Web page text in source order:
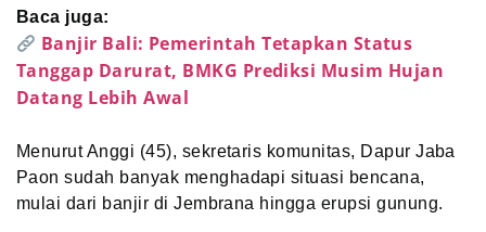
Baca juga:
Banjir Bali: Pemerintah Tetapkan Status
Tanggap Darurat, BMKG Prediksi Musim Hujan
Datang Lebih Awal
Menurut Anggi (45), sekretaris komunitas, Dapur Jaba
Paon sudah banyak menghadapi situasi bencana,
mulai dari banjir di Jembrana hingga erupsi gunung.